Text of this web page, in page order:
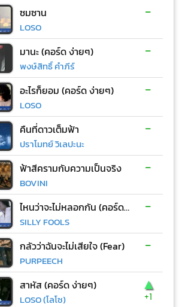
ซมซาน
LOSO
-
มานะ (คอร์ด ง่ายๆ)
พงษ์สิทธิ์ คำภีร์
-
อะไรก็ยอม (คอร์ด ง่ายๆ)
LOSO
-
คืนที่ดาวเต็มฟ้า
ปราโมทย์ วิเลปะนะ
-
ฟ้าสีครามกับความเป็นจริง
BOVINI
-
ไหนว่าจะไม่หลอกกัน (คอร์ด ง่ายๆ)
SILLY FOOLS
-
กลัวว่าฉันจะไม่เสียใจ (Fear)
PURPEECH
-
สาหัส (คอร์ด ง่ายๆ)
LOSO (โลโซ)
▲
+1